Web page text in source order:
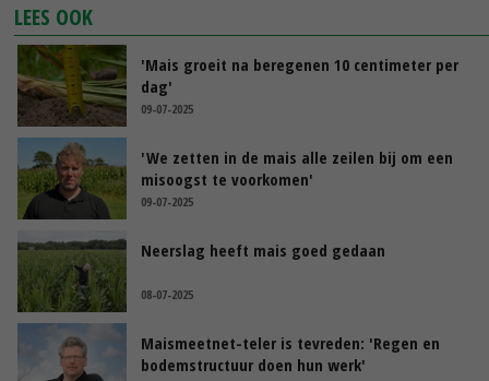
LEES OOK
'Mais groeit na beregenen 10 centimeter per
dag'
09-07-2025
'We zetten in de mais alle zeilen bij om een
misoogst te voorkomen'
09-07-2025
Neerslag heeft mais goed gedaan
08-07-2025
Maismeetnet-teler is tevreden: 'Regen en
bodemstructuur doen hun werk'